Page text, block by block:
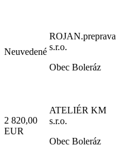
Neuvedené
ROJAN.preprava
s.r.o.
Obec Boleráz
2 820,00
EUR
ATELIÉR KM
s.r.o.
Obec Boleráz